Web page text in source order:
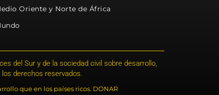
Oriente y Norte de África
del Sur y de la sociedad civil sobre desarrollo,
derechos reservados.
que en los países ricos. DONAR